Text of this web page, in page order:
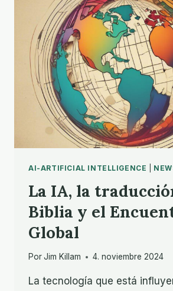
AI-ARTIFICIAL INTELLIGENCE
La IA, la
Biblia y el
Global
PorJim Killam 4. noviembre 2024
La tecnología que está